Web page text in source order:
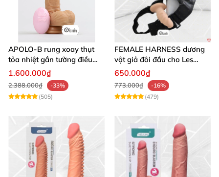
APOLO-B rung xoay thụt
tỏa nhiệt gắn tường điều
khiển từ xa đa chế độ
1.600.000₫
2.388.000₫
-33%
(505)
FEMALE HARNESS dương
vật giả đôi đầu cho Les
massage cực sướng
650.000₫
773.000₫
-16%
(479)